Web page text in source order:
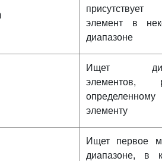
элемент в
диапазоне
Ищет
элементов,
определенному
элементу
Ищет первое
диапазоне, в